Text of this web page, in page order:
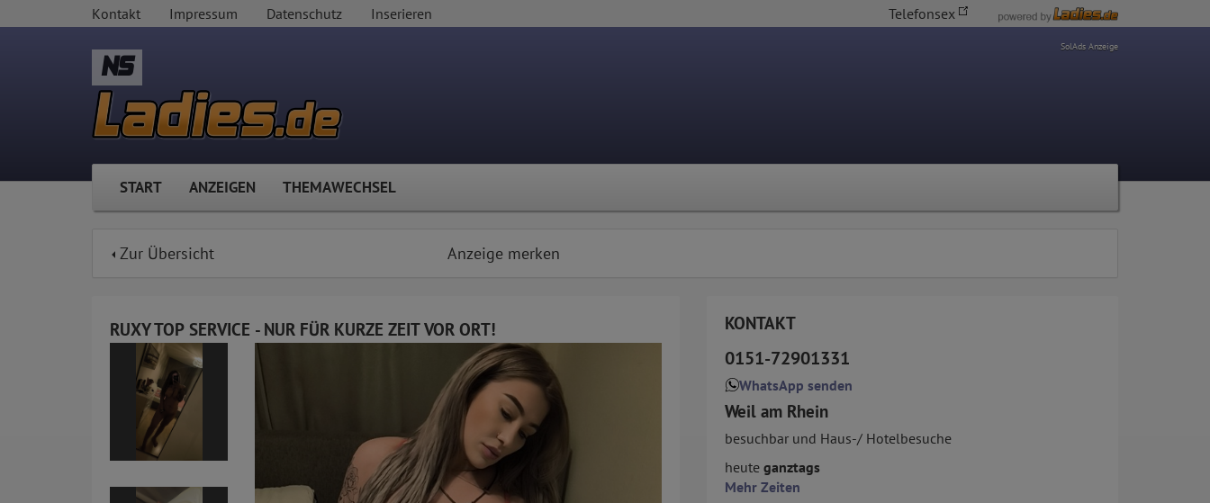
Kontakt Impressum Datenschutz Inserieren Telefonsex
NS
SolAds Anzeige
START ANZEIGEN THEMAWECHSEL
Zur Übersicht Anzeige merken
RUXY TOP SERVICE - NUR FÜR KURZE ZEIT VOR ORT! KONTAKT
0151-72901331
WhatsApp senden
Weil am Rhein
besuchbar und Haus-/ Hotelbesuche
heute ganztags
Mehr Zeiten